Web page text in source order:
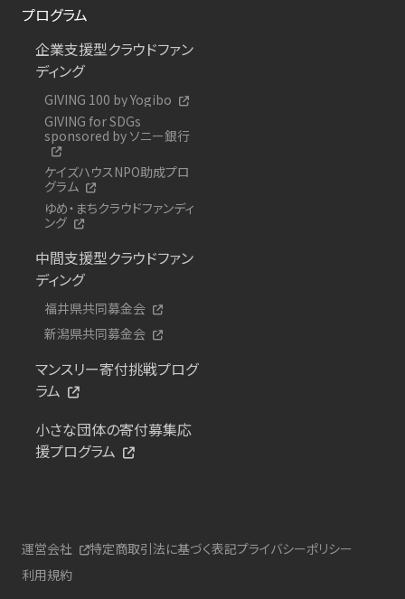
プログラム
企業支援型クラウドファン
ディング
GIVING 100 by Yogibo
GIVING for SDGs
sponsored by ソニー銀行
ケイズハウスNPO助成プロ
グラム
ゆめ・まちクラウドファンディ
ング
中間支援型クラウドファン
ディング
福井県共同募金会
新潟県共同募金会
マンスリー寄付挑戦プログ
ラム
小さな団体の寄付募集応
援プログラム
運営会社 特定商取引法に基づく表記プライバシーポリシー
利用規約